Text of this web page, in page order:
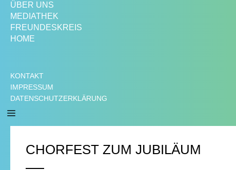
ÜBER UNS
MEDIATHEK
FREUNDESKREIS
HOME
KONTAKT
IMPRESSUM
DATENSCHUTZERKLÄRUNG
CHORFEST ZUM JUBILÄUM